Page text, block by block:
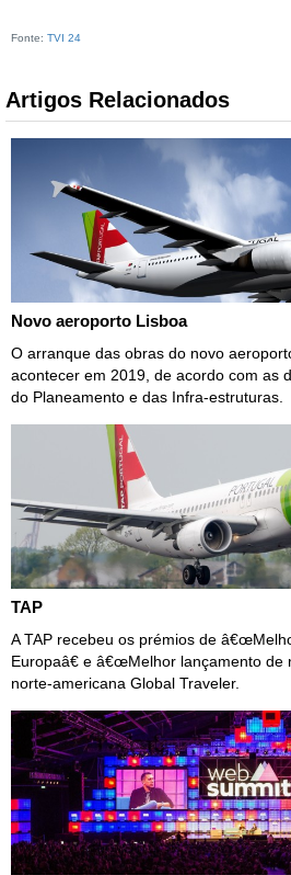
Fonte: TVI 24
Artigos Relacionados
Novo aeroporto Lisboa
O arranque das obras do novo
acontecer em 2019, de acordo com as
do Planeamento e das Infra-estruturas.
TAP
A TAP recebeu os prémios de
Europaâ€ e â€œMelhor lançamento de
norte-americana Global Traveler.